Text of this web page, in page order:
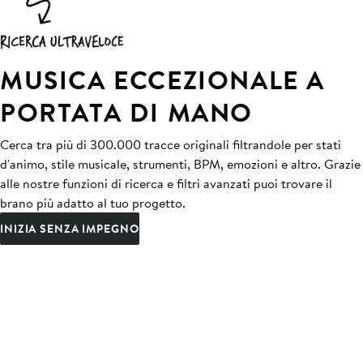
MUSICA ECCEZIONALE A
PORTATA DI MANO
Cerca tra più di 300.000 tracce originali filtrandole per stati
d'animo, stile musicale, strumenti, BPM, emozioni e altro. Grazie
alle nostre funzioni di ricerca e filtri avanzati puoi trovare il
brano più adatto al tuo progetto.
INIZIA SENZA IMPEGNO